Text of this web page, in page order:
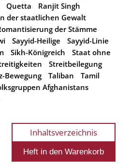
Quetta
Ranjit Singh
der staatlichen Gewalt
der Stämme
Sayyid-Heilige
Sayyid-Linie
Sikh-Königreich
Staat ohne
Streitbeilegung
Bewegung Taliban
Tamil
Afghanistans
Inhaltsverzeichnis